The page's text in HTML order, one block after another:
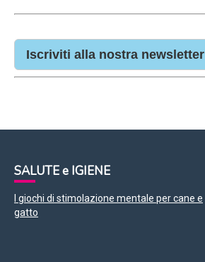
Iscriviti alla nostra newsletter
SALUTE e IGIENE
I giochi di stimolazione mentale per cane e
gatto